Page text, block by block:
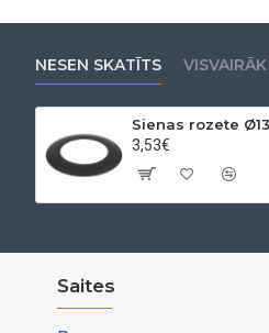
NESEN SKATĪTS
Sienas rozete
3,53€
Saites